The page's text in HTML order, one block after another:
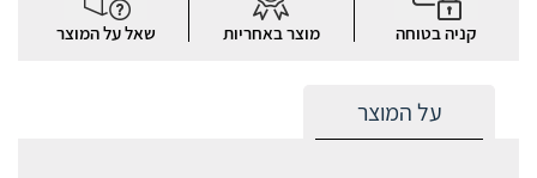
קניה בטוחה מוצר באחריות שאל על המוצר
על המוצר